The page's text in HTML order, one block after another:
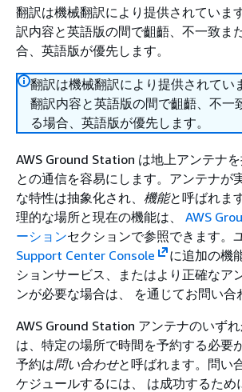
翻訳は機械翻訳により提供されていま
訳内容と英語版の間で齟齬、不一致ま
合、英語版が優先します。
翻訳は機械翻訳により提供されてい
翻訳内容と英語版の間で齟齬、不一
る場合、英語版が優先します。
AWS Ground Station は地上アンテナ
との通信を容易にします。アンテナが
な特性は抽象化され、 機能と呼ばれま
理的な場所と現在の機能は、 AWS
ーションセクションで参照できます。
Support Center Console
に追加の機
ションサービス、またはより正確なア
ンが必要な場合は、 を通じてお問い合
AWS Ground Station アンテナのいず
は、特定の場所で時間を予約する必要
予約は問い合わせと呼ばれます。問い
ケジュールするには、 は成功するため